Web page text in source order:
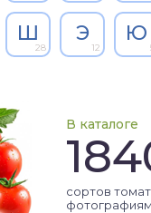
Ш
28
Э
12
Ю
В каталоге
сортов